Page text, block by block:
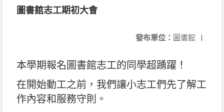
圖書館志工期初大會
發布單位： 圖書館 |
本學期報名圖書館志工的同學超踴躍！
在開始動工之前，我們讓小志工們先了解工
作內容和服務守則。